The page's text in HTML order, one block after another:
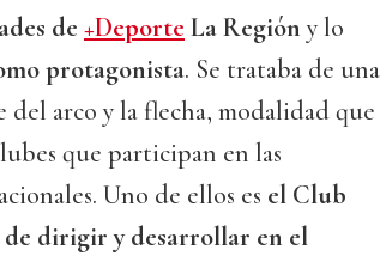
de +Deporte La Región y lo
protagonista. Se trataba de una
arco y la flecha, modalidad que
que participan en las
Uno de ellos es el Club
de dirigir y desarrollar en el